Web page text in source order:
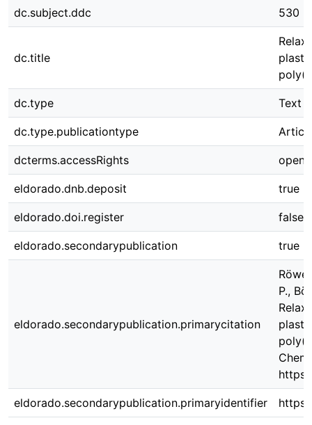
dc.subject.ddc 530
dc.title
dc.type Text
dc.type.publicationtype
dcterms.accessRights open
eldorado.dnb.deposit true
eldorado.doi.register false
eldorado.secondarypublication true
eldorado.secondarypublication.primarycitation
P.,
eldorado.secondarypublication.primaryidentifier